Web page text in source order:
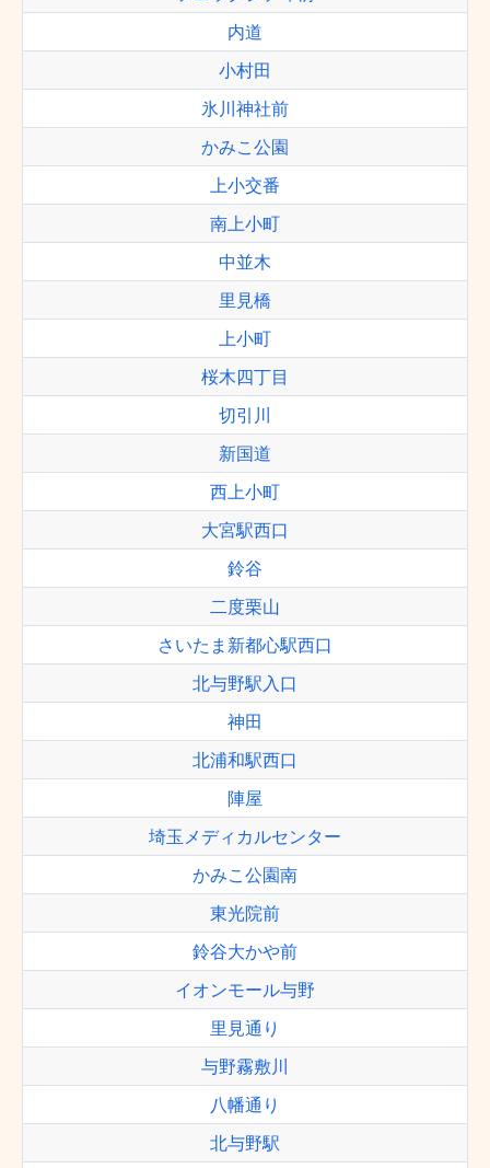
内道
小村田
氷川神社前
かみこ公園
上小交番
南上小町
中並木
里見橋
上小町
桜木四丁目
切引川
新国道
西上小町
大宮駅西口
鈴谷
二度栗山
さいたま新都心駅西口
北与野駅入口
神田
北浦和駅西口
陣屋
埼玉メディカルセンター
かみこ公園南
東光院前
鈴谷大かや前
イオンモール与野
里見通り
与野霧敷川
八幡通り
北与野駅